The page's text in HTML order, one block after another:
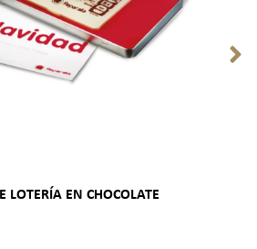
LOTERÍA EN CHOCOLATE